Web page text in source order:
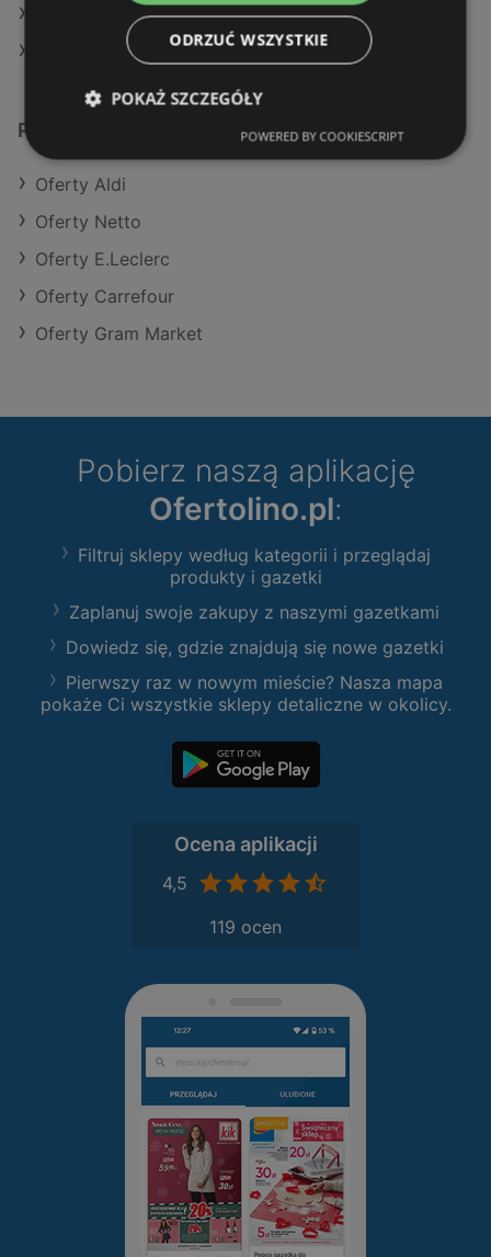
Aktualne gazetki Dino
Sklepy POLOmarket w Dziwnów
Podobne sklepy detaliczne
Oferty Aldi
Oferty Netto
Oferty E.Leclerc
Oferty Carrefour
Oferty Gram Market
Pobierz naszą aplikację
Ofertolino.pl:
Filtruj sklepy według kategorii i przeglądaj
produkty i gazetki
Zaplanuj swoje zakupy z naszymi gazetkami
Dowiedz się, gdzie znajdują się nowe gazetki
Pierwszy raz w nowym mieście? Nasza mapa
pokaże Ci wszystkie sklepy detaliczne w okolicy.
Ocena aplikacji
4,5
119 ocen
ODRZUĆ WSZYSTKIE
POKAŻ SZCZEGÓŁY
POWERED BY COOKIESCRIPT